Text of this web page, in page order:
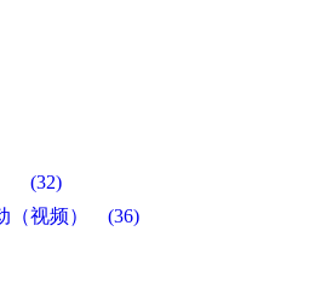
） (32)
（视频） (36)